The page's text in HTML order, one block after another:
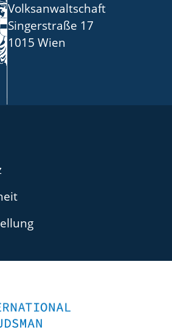
Volksanwaltschaft
Singerstraße 17
1015 Wien